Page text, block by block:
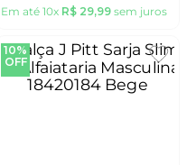
Em até 10x R$ 29,99 sem juros
10%
OFF